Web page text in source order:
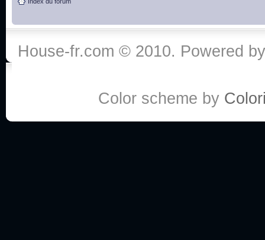
:he:
Salut tout le monde ! Je me fais un petit après
House-fr.com © 2010. Powered
Color scheme by